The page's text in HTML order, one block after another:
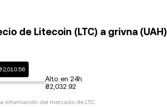
de Litecoin (LTC) a grivna (UAH)
Alto en 24h
₴2,032.92
información del mercado de LTC.